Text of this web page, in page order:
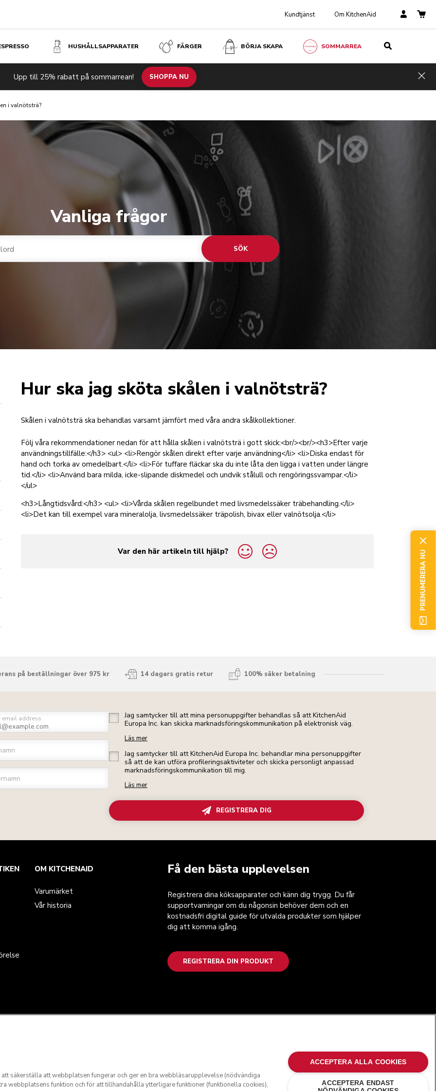
Kundtjänst Om KitchenAid
HUSHÅLLSAPPARATER FÄRGER BÖRJA SKAPA SOMMARREA
Upp till 25% rabatt på sommarrean! SHOPPA NU
i valnötsträ?
Vanliga frågor
SÖK
Hur ska jag sköta skålen i valnötsträ?
Skålen i valnötsträ ska behandlas varsamt jämfört med våra andra skålkollektioner.
Följ våra rekommendationer nedan för att hålla skålen i valnötsträ i gott skick:<br/><br/><h3>Efter varje
användningstillfälle:</h3> <ul> <li>Rengör skålen direkt efter varje användning</li> <li>Diska endast för
hand och torka av omedelbart.</li> <li>För tuffare fläckar ska du inte låta den ligga i vatten under längre
tid.</li> <li>Använd bara milda, icke-slipande diskmedel och undvik stålull och rengöringssvampar.</li>
</ul>
<h3>Långtidsvård:</h3> <ul> <li>Vårda skålen regelbundet med livsmedelssäker träbehandling.</li>
<li>Det kan till exempel vara mineralolja, livsmedelssäker träpolish, bivax eller valnötsolja.</li>
Var den här artikeln till hjälp?
yes
no
på beställningar över 975 kr 14 dagars gratis retur 100% säker betalning
email address
Jag samtycker till att mina personuppgifter behandlas så att KitchenAid
Europa Inc. kan skicka marknadsföringskommunikation på elektronisk väg.
Läs mer
Jag samtycker till att KitchenAid Europa Inc. behandlar mina personuppgifter
så att de kan utföra profileringsaktiviteter och skicka personligt anpassad
marknadsföringskommunikation till mig.
Läs mer
REGISTRERA DIG
Få den bästa upplevelsen
Registrera dina köksapparater och känn dig trygg. Du får
supportvarningar om du någonsin behöver dem och en
kostnadsfri digital guide för utvalda produkter som hjälper
dig att komma igång.
REGISTRERA DIN PRODUKT
OM KITCHENAID
Varumärket
Vår historia
PRENUMERERA NU
säkerställa att webbplatsen fungerar och ger en bra webbläsarupplevelse (nödvändiga
webbplatsens funktion och för att tillhandahålla ytterligare funktioner (funktionella cookies),
ACCEPTERA ENDAST
ACCEPTERA ALLA COOKIES